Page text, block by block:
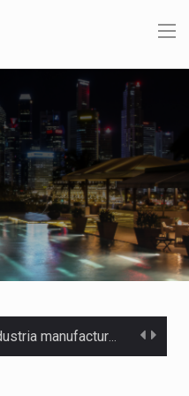
La industria manufacturera de exportación afiliada a Index en Nuevo León ha alcanzado hasta 10%…